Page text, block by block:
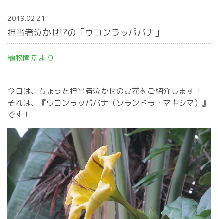
2019.02.21
担当者泣かせ!?の「ウコンラッパバナ」
植物園だより
今日は、ちょっと担当者泣かせのお花をご紹介します！
それは、『ウコンラッパバナ（ソランドラ・マキシマ）』
です！